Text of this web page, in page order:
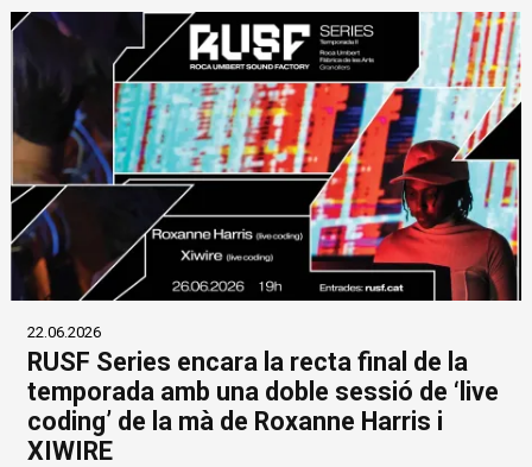
22.06.2026
RUSF Series encara la recta final de la
temporada amb una doble sessió de ‘live
coding’ de la mà de Roxanne Harris i
XIWIRE